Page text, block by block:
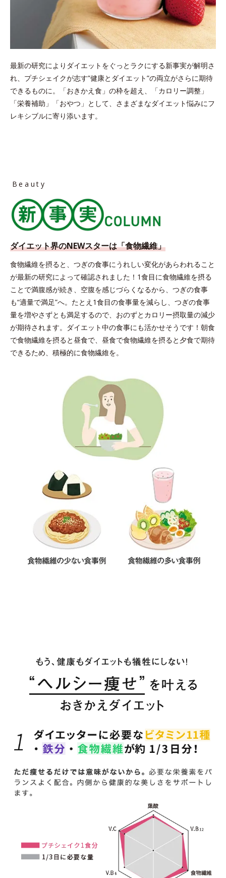
最新の研究によりダイエットをぐっとラクにする新事実が解明さ
れ、プチシェイクが志す”健康とダイエット”の両立がさらに期待
できるものに。
「おきかえ食」の枠を超え、「カロリー調整」
「栄養補助」「おやつ」として、さまざまなダイエット悩みにフ
レキシブルに寄り添います。
Beauty
column
ダイエット界のNEWスターは「食物繊維」
食物繊維を摂ると、つぎの食事にうれしい変化があらわれること
が最新の研究によって確認されました！1食目に食物繊維を摂る
ことで満腹感が続き、空腹を感じづらくなるから、つぎの食事
も“適量で満足”へ。たとえ1食目の食事量を減らし、つぎの食事
量を増やさずとも満足するので、おのずとカロリー摂取量の減少
が期待されます。ダイエット中の食事にも活かせそうです！朝食
で食物繊維を摂ると昼食で、昼食で食物繊維を摂ると夕食で期待
できるため、積極的に食物繊維を。